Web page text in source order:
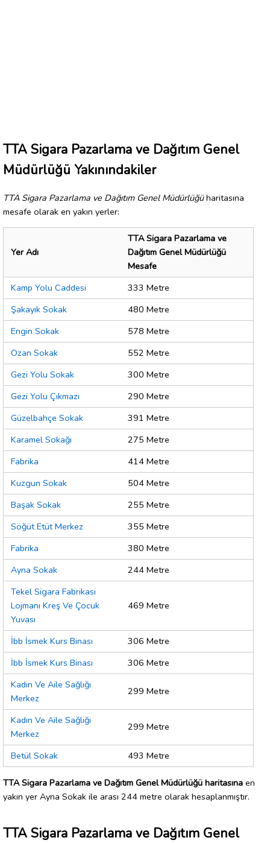
TTA Sigara Pazarlama ve Dağıtım Genel
Müdürlüğü Yakınındakiler
TTA Sigara Pazarlama ve Dağıtım Genel Müdürlüğüharitasına
mesafe olarak en yakın yerler:
Yer Adı
TTA Sigara Pazarlama ve
Dağıtım Genel Müdürlüğü
Mesafe
Kamp Yolu Caddesi
333 Metre
Şakayık Sokak
480 Metre
Engin Sokak
578 Metre
Ozan Sokak
552 Metre
Gezi Yolu Sokak
300 Metre
Gezi Yolu Çıkmazı
290 Metre
Güzelbahçe Sokak
391 Metre
Karamel Sokağı
275 Metre
Fabrika
414 Metre
Kuzgun Sokak
504 Metre
Başak Sokak
255 Metre
Söğüt Etüt Merkez
355 Metre
Fabrika
380 Metre
Ayna Sokak
244 Metre
Tekel Sigara Fabrikasi
Lojmanı Kreş Ve Çocuk
Yuvası
469 Metre
İbb İsmek Kurs Binası
306 Metre
İbb İsmek Kurs Binası
306 Metre
Kadın Ve Aile Sağlığı
Merkez
299 Metre
Kadın Ve Aile Sağlığı
Merkez
299 Metre
Betül Sokak 493 Metre
TTA Sigara Pazarlama ve Dağıtım Genel Müdürlüğü haritasına en
yakın yer Ayna Sokak ile arası 244 metre olarak hesaplanmıştır.
TTA Sigara Pazarlama ve Dağıtım Genel